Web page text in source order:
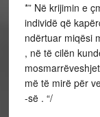
*” Në krijimin e
individë që
ndërtuar miqësi
, në të cilën
më të mirë për
-së . “/